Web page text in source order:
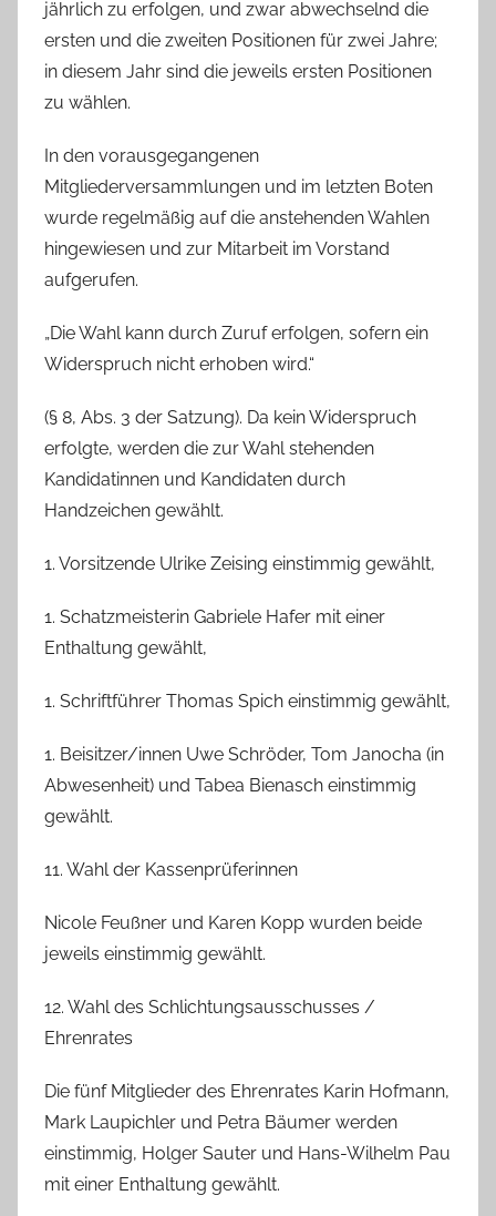
jährlich zu erfolgen, und zwar abwechselnd die
ersten und die zweiten Positionen für zwei Jahre;
in diesem Jahr sind die jeweils ersten Positionen
zu wählen.
In den vorausgegangenen
Mitgliederversammlungen und im letzten Boten
wurde regelmäßig auf die anstehenden Wahlen
hingewiesen und zur Mitarbeit im Vorstand
aufgerufen.
„Die Wahl kann durch Zuruf erfolgen, sofern ein
Widerspruch nicht erhoben wird.“
(§ 8, Abs. 3 der Satzung). Da kein Widerspruch
erfolgte, werden die zur Wahl stehenden
Kandidatinnen und Kandidaten durch
Handzeichen gewählt.
1. Vorsitzende Ulrike Zeising einstimmig gewählt,
1. Schatzmeisterin Gabriele Hafer mit einer
Enthaltung gewählt,
1. Schriftführer Thomas Spich einstimmig gewählt,
1. Beisitzer/innen Uwe Schröder, Tom Janocha (in
Abwesenheit) und Tabea Bienasch einstimmig
gewählt.
11. Wahl der Kassenprüferinnen
Nicole Feußner und Karen Kopp wurden beide
jeweils einstimmig gewählt.
12. Wahl des Schlichtungsausschusses /
Ehrenrates
Die fünf Mitglieder des Ehrenrates Karin Hofmann,
Mark Laupichler und Petra Bäumer werden
einstimmig, Holger Sauter und Hans-Wilhelm Pau
mit einer Enthaltung gewählt.